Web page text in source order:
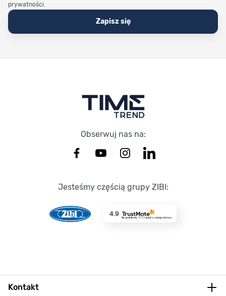
prywatności.
Zapisz się
Obserwuj nas na:
Jesteśmy częścią grupy ZIBI:
4.9
Na podstawie 8725opinii z całego okresu
Kontakt